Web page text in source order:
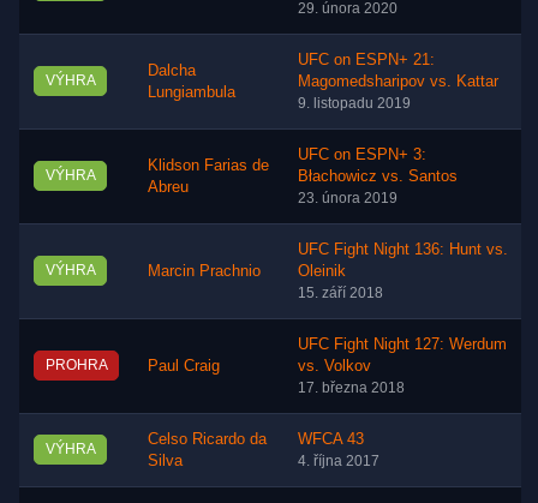
29. února 2020
VÝHRA
Dalcha
Lungiambula
UFC on ESPN+ 21:
Magomedsharipov vs. Kattar
9. listopadu 2019
VÝHRA
Klidson Farias de
Abreu
UFC on ESPN+ 3:
Błachowicz vs. Santos
23. února 2019
VÝHRA Marcin Prachnio
UFC Fight Night 136: Hunt vs.
Oleinik
15. září 2018
PROHRA Paul Craig
UFC Fight Night 127: Werdum
vs. Volkov
17. března 2018
VÝHRA
Celso Ricardo da
Silva
WFCA 43
4. října 2017